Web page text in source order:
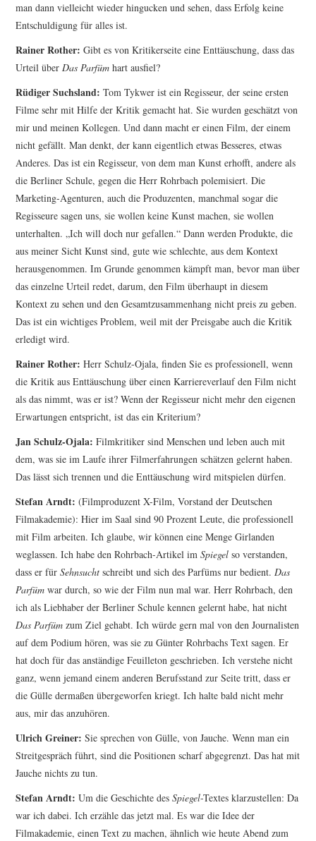
man dann vielleicht wieder hingucken und sehen, dass Erfolg keine
Entschuldigung für alles ist.
Rainer Rother: Gibt es von Kritikerseite eine Enttäuschung, dass das
Urteil überDas Parfüm hart ausfiel?
Rüdiger Suchsland: Tom Tykwer ist ein Regisseur, der seine ersten
Filme sehr mit Hilfe der Kritik gemacht hat. Sie wurden geschätzt von
mir und meinen Kollegen. Und dann macht er einen Film, der einem
nicht gefällt. Man denkt, der kann eigentlich etwas Besseres, etwas
Anderes. Das ist ein Regisseur, von dem man Kunst erhofft, andere als
die Berliner Schule, gegen die Herr Rohrbach po­lemisiert. Die
Marketing-Agenturen, auch die Produzenten, manchmal sogar die
Regisseure sagen uns, sie wollen keine Kunst machen, sie wollen
unterhalten. „Ich will doch nur gefallen.“ Dann werden Produkte, die
aus meiner Sicht Kunst sind, gute wie schlechte, aus dem Kontext
herausgenommen. Im Grunde genommen kämpft man, bevor man über
das einzelne Urteil redet, darum, den Film überhaupt in diesem
Kontext zu sehen und den Gesamtzusammenhang nicht preis zu geben.
Das ist ein wichtiges Problem, weil mit der Preis­gabe auch die Kritik
erledigt wird.
Rainer Rother: Herr Schulz-Ojala, finden Sie es professionell, wenn
die Kritik aus Enttäuschung über einen Karriereverlauf den Film nicht
als das nimmt, was er ist? Wenn der Regisseur nicht mehr den eigenen
Erwartungen entspricht, ist das ein Kriterium?
Jan Schulz-Ojala: Filmkritiker sind Menschen und leben auch mit
dem, was sie im Laufe ihrer Fil­merfahrungen schätzen gelernt haben.
Das lässt sich trennen und die Enttäuschung wird mitspielen dürfen.
Stefan Arndt: (Filmproduzent X-Film, Vorstand der Deutschen
Filmakademie): Hier im Saal sind 90 Prozent Leute, die professionell
mit Film arbeiten. Ich glaube, wir können eine Menge Girlanden
weglassen. Ich habe den Rohrbach-Artikel imSpiegelso verstanden,
dass er fürSehnsuchtschreibt und sich des Parfüms nur bedient.Das
Parfüm war durch, so wie der Film nun mal war. Herr Rohrbach, den
ich als Liebhaber der Berliner Schule kennen gelernt habe, hat nicht
Das Parfüm zum Ziel gehabt. Ich würde gern mal von den Journalisten
auf dem Podium hören, was sie zu Günter Rohrbachs Text sagen. Er
hat doch für das anständige Feuilleton geschrieben. Ich verstehe nicht
ganz, wenn jemand einem anderen Berufsstand zur Seite tritt, dass er
die Gülle dermaßen übergeworfen kriegt. Ich halte bald nicht mehr
aus, mir das anzuhören.
Ulrich Greiner: Sie sprechen von Gülle, von Jauche. Wenn man ein
Streitgespräch führt, sind die Positionen scharf abgegrenzt. Das hat mit
Jauche nichts zu tun.
Stefan Arndt: Um die Geschichte desSpiegel-Textes klarzustellen: Da
war ich dabei. Ich erzähle das jetzt mal. Es war die Idee der
Filmakademie, einen Text zu machen, ähnlich wie heute Abend zum